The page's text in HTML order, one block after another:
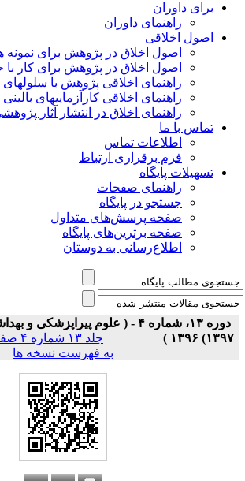
برای داوران
راهنمای داوران
اصول اخلاقی
اصول اخلاق در پژوهش برای نمونه
اصول اخلاق در پژوهش برای کار با
راهنمای اخلاقی پژوهش با سلولهای
راهنمای اخلاقی کارآزماییهای بالینی
راهنمای اخلاق در انتشار آثار
تماس با ما
اطلاعات تماس
فرم برقراری ارتباط
تسهیلات پایگاه
راهنمای صفحات
جستجو در پایگاه
صفحه پرسش‌های متداول
صفحه برترین‌های پایگاه
اطلاع‌رسانی به دوستان
دوره ۱۳، شماره ۴ - ( علوم
۱۳۹۷) ۱۳۹۶ )
جلد ۱۳ شماره ۴ صفحات ۲۵-۱۹
به فهرست نسخه ها